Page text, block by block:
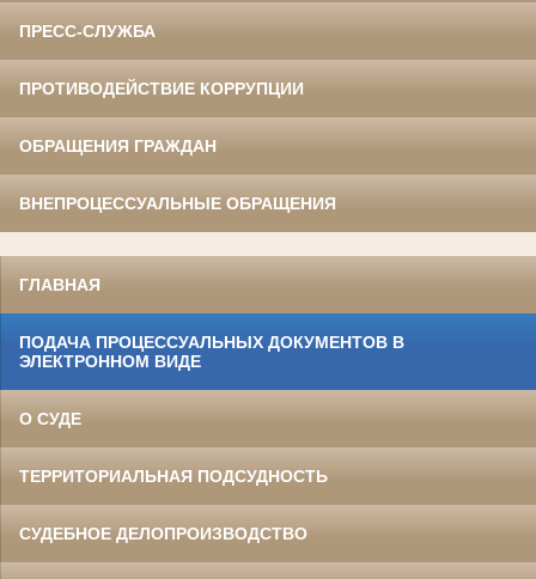
ПРЕСС-СЛУЖБА
ПРОТИВОДЕЙСТВИЕ КОРРУПЦИИ
ОБРАЩЕНИЯ ГРАЖДАН
ВНЕПРОЦЕССУАЛЬНЫЕ ОБРАЩЕНИЯ
ГЛАВНАЯ
ПОДАЧА ПРОЦЕССУАЛЬНЫХ ДОКУМЕНТОВ В
ЭЛЕКТРОННОМ ВИДЕ
О СУДЕ
ТЕРРИТОРИАЛЬНАЯ ПОДСУДНОСТЬ
СУДЕБНОЕ ДЕЛОПРОИЗВОДСТВО